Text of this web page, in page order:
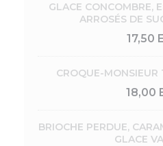
GLACE CONCOMBRE,
ARROSÉS DE
17,50
CROQUE-
18,00
BRIOCHE PERDUE,
GLACE